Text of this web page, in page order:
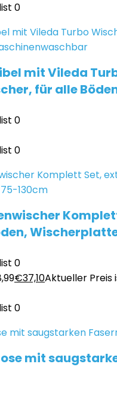
0
mit Vileda
für alle
0
0
0
€37,10Aktueller Preis
0
mit